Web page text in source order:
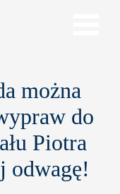
można
do
Piotra
odwagę!